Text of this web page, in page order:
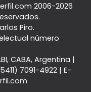
2006-2026
Piro.
número
, CABA, Argentina |
7091-4922| E-